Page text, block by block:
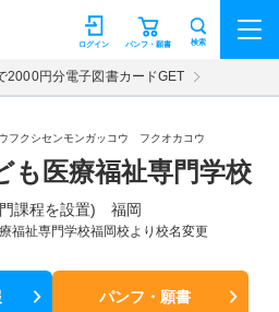
パンフ・願書
ログイン 検索
2000円分電子図書カードGET
フクシセンモンガッコウ フクオカコウ
も医療福祉専門学校
課程を設置) 福岡
福祉専門学校福岡校より校名変更
パンフ・願書